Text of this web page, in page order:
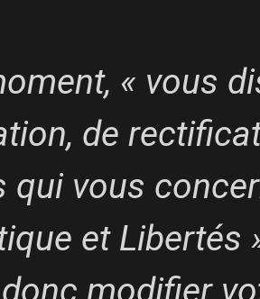
« vous
de
qui vous
et Libertés